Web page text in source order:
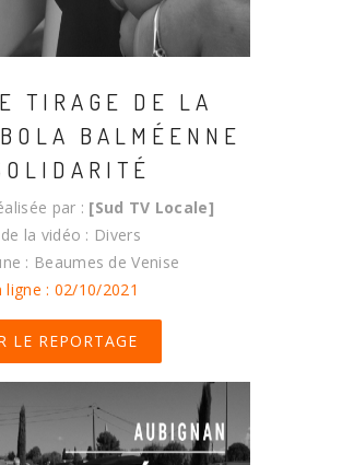
TIRAGE DE LA
BALMÉENNE
par : [Sud TV Locale]
la vidéo : Divers
: Beaumes de Venise
ligne : 02/10/2021
LE REPORTAGE